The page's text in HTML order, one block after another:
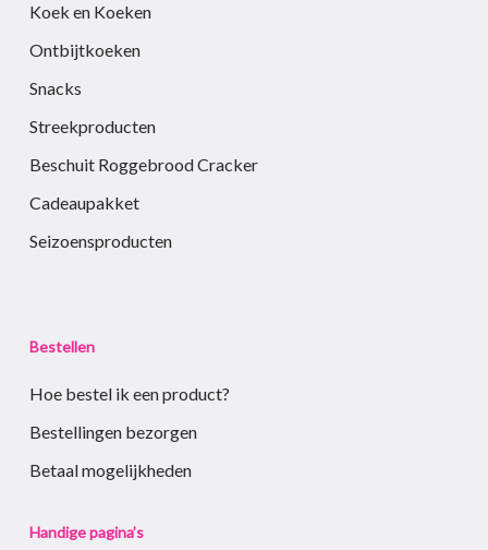
Koek en Koeken
Ontbijtkoeken
Snacks
Streekproducten
Beschuit Roggebrood Cracker
Cadeaupakket
Seizoensproducten
Bestellen
Hoe bestel ik een product?
Bestellingen bezorgen
Betaal mogelijkheden
Handige pagina’s